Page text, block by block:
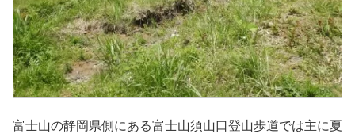
富士山の静岡県側にある富士山須山口登山歩道では主に夏